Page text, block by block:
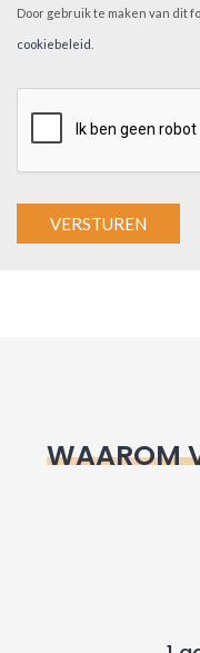
Door gebruik te maken van dit
cookiebeleid
WAAROM